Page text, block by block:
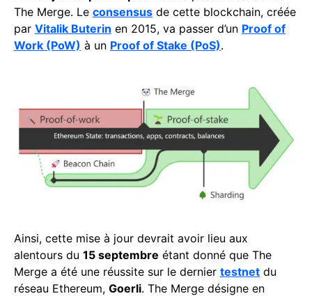
The Merge. Le consensus de cette blockchain, créée
par Vitalik Buterin en 2015, va passer d’un Proof of
Work (PoW) à un Proof of Stake (PoS).
Ainsi, cette mise à jour devrait avoir lieu aux
alentours du 15 septembre étant donné que The
Merge a été une réussite sur le dernier testnet du
réseau Ethereum, Goerli. The Merge désigne en